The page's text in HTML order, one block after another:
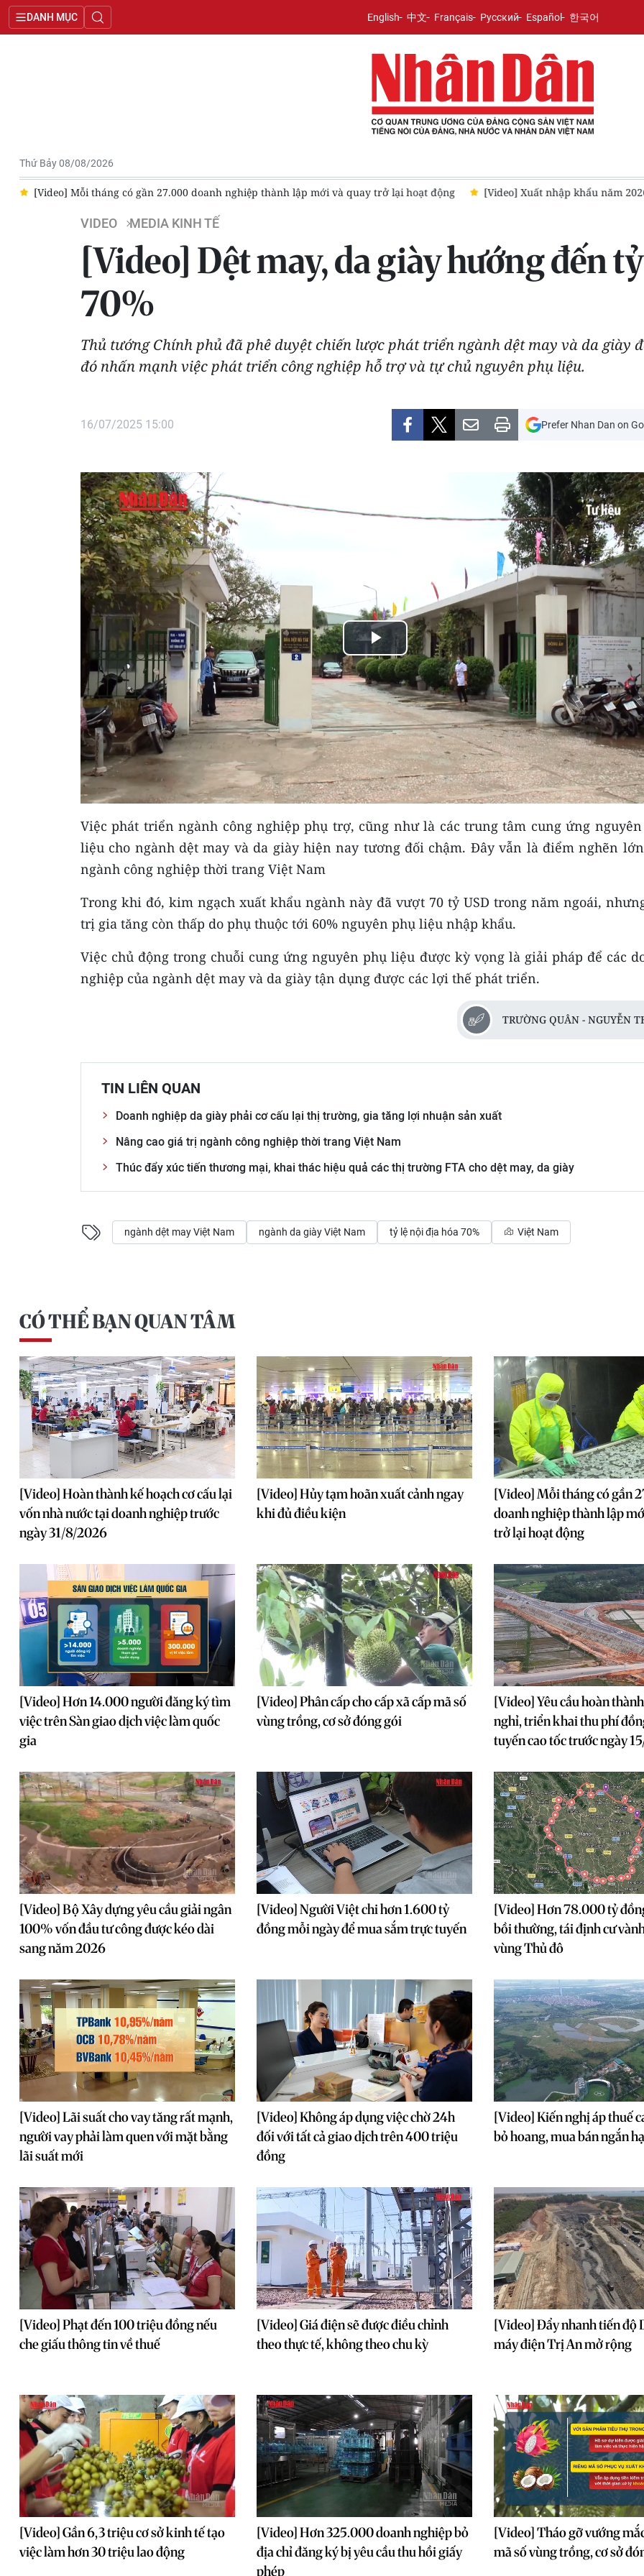
DANH MỤC English 中文 Français Русский Español 한국어
Thứ Bảy 08/08/2026
[Video] Mỗi tháng có gần 27.000 doanh nghiệp thành lập mới và quay trở lại hoạt động [Video] Xuất nhập khẩu năm
VIDEO MEDIA KINH TẾ
[Video] Dệt may, da giày hướng đến
70%
Thủ tướng Chính phủ đã phê duyệt chiến lược phát triển ngành dệt may và da giày
đó nhấn mạnh việc phát triển công nghiệp hỗ trợ và tự chủ nguyên phụ liệu.
16/07/2025 15:00 Prefer Nhan Dan on
Play
Video
Việc phát triển ngành công nghiệp phụ trợ, cũng như là các trung tâm cung ứng
liệu cho ngành dệt may và da giày hiện nay tương đối chậm. Đây vẫn là điểm nghẽn
ngành công nghiệp thời trang Việt Nam
Trong khi đó, kim ngạch xuất khẩu ngành này đã vượt 70 tỷ USD trong năm ngoái,
trị gia tăng còn thấp do phụ thuộc tới 60% nguyên phụ liệu nhập khẩu.
Việc chủ động trong chuỗi cung ứng nguyên phụ liệu được kỳ vọng là giải pháp để các
nghiệp của ngành dệt may và da giày tận dụng được các lợi thế phát triển.
TRƯỜNG QUÂN - NGUYỄN
TIN LIÊN QUAN
Doanh nghiệp da giày phải cơ cấu lại thị trường, gia tăng lợi nhuận sản xuất
Nâng cao giá trị ngành công nghiệp thời trang Việt Nam
Thúc đẩy xúc tiến thương mại, khai thác hiệu quả các thị trường FTA cho dệt may, da giày
ngành dệt may Việt Nam ngành da giày Việt Nam tỷ lệ nội địa hóa 70% Việt Nam
CÓ THỂ BẠN QUAN TÂM
[Video] Hoàn thành kế hoạch cơ cấu lại
vốn nhà nước tại doanh nghiệp trước
ngày 31/8/2026
[Video] Hủy tạm hoãn xuất cảnh ngay
khi đủ điều kiện
[Video] Mỗi tháng có gần
doanh nghiệp thành lập
trở lại hoạt động
[Video] Hơn 14.000 người đăng ký tìm
việc trên Sàn giao dịch việc làm quốc
gia
[Video] Phân cấp cho cấp xã cấp mã số
vùng trồng, cơ sở đóng gói
[Video] Yêu cầu hoàn
nghỉ, triển khai thu phí
tuyến cao tốc trước ngày
[Video] Bộ Xây dựng yêu cầu giải ngân
100% vốn đầu tư công được kéo dài
sang năm 2026
[Video] Người Việt chi hơn 1.600 tỷ
đồng mỗi ngày để mua sắm trực tuyến
[Video] Hơn 78.000 tỷ
bồi thường, tái định cư
vùng Thủ đô
[Video] Lãi suất cho vay tăng rất mạnh,
người vay phải làm quen với mặt bằng
lãi suất mới
[Video] Không áp dụng việc chờ 24h
đối với tất cả giao dịch trên 400 triệu
đồng
[Video] Kiến nghị áp thuế
bỏ hoang, mua bán ngắn
[Video] Phạt đến 100 triệu đồng nếu
che giấu thông tin về thuế
[Video] Giá điện sẽ được điều chỉnh
theo thực tế, không theo chu kỳ
[Video] Đẩy nhanh tiến độ
máy điện Trị An mở rộng
[Video] Gần 6,3 triệu cơ sở kinh tế tạo
việc làm hơn 30 triệu lao động
[Video] Hơn 325.000 doanh nghiệp bỏ
địa chỉ đăng ký bị yêu cầu thu hồi giấy
phép
[Video] Tháo gỡ vướng
mã số vùng trồng, cơ sở